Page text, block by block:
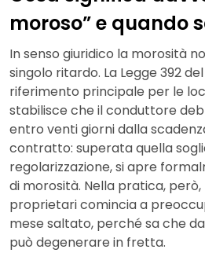
moroso” e quando
In senso giuridico la morosità
singolo ritardo. La Legge 392
riferimento principale per le
stabilisce che il conduttore
entro venti giorni dalla
contratto: superata quella
regolarizzazione, si apre
di morosità. Nella pratica,
proprietari comincia a
mese saltato, perché sa che
può degenerare in fretta.